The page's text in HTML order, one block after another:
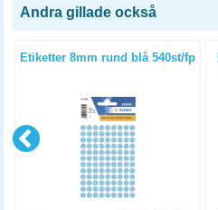
Andra gillade också
Etiketter 8mm rund blå 540st/fp